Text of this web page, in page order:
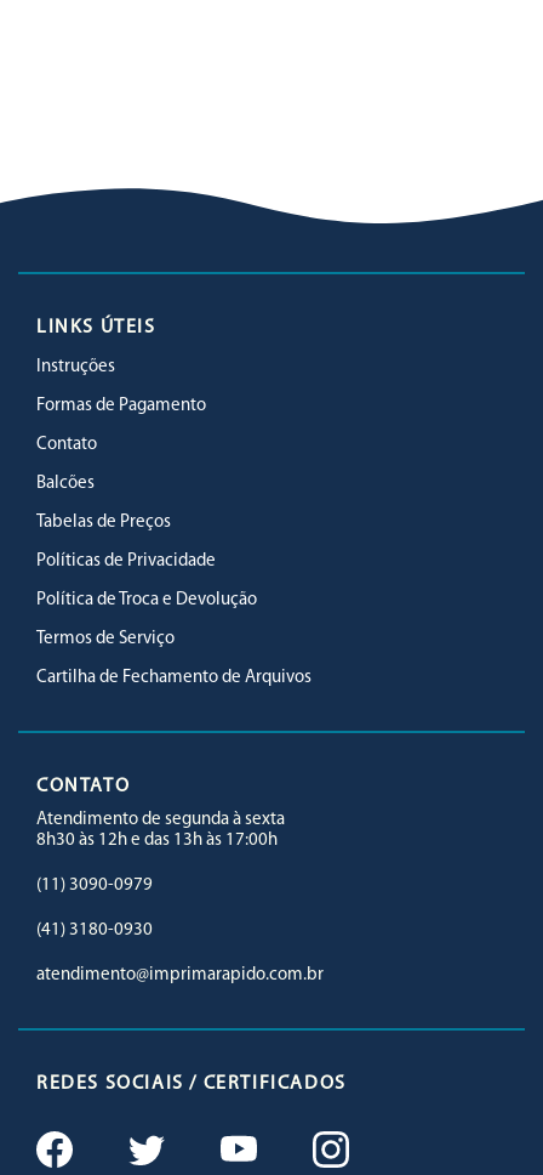
LINKS ÚTEIS
Instruções
Formas de Pagamento
Contato
Balcões
Tabelas de Preços
Políticas de Privacidade
Política de Troca e Devolução
Termos de Serviço
Cartilha de Fechamento de Arquivos
CONTATO
Atendimento de segunda à sexta
8h30 às 12h e das 13h às 17:00h
(11) 3090-0979
(41) 3180-0930
atendimento@imprimarapido.com.br
REDES SOCIAIS / CERTIFICADOS